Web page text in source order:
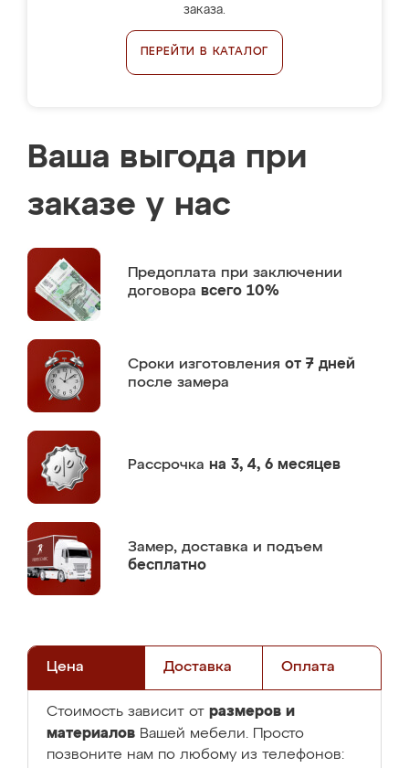
заказа.
ПЕРЕЙТИ В КАТАЛОГ
Ваша выгода при
заказе у нас
Предоплата при заключении
договора всего 10%
Сроки изготовления от 7 дней
после замера
Рассрочка на 3, 4, 6 месяцев
Замер, доставка и подъем
бесплатно
Цена Доставка Оплата
Стоимость зависит от размеров и
материалов Вашей мебели. Просто
позвоните нам по любому из телефонов: